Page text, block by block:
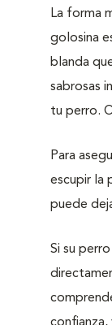
La forma
golosina
blanda
sabrosas
tu perro.
Para
escupir la
puede
Si su